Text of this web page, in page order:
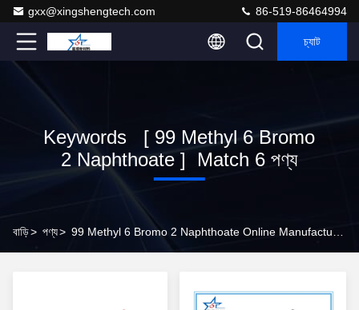
gxx@xingshengtech.com 86-519-86464994
চ্যাট
Keywords [ 99 Methyl 6 Bromo
2 Naphthoate ] Match 6 পণ্য
বাড়ি> পণ্য>